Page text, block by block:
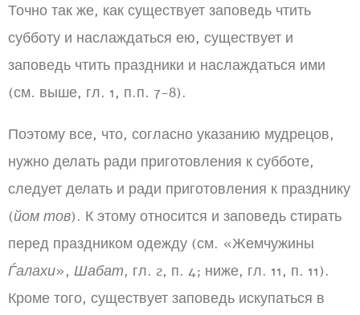
Точно так же, как существует заповедь чтить
субботу и наслаждаться ею, существует и
заповедь чтить праздники и наслаждаться ими
(см. выше, гл. 1, п.п. 7-8).
Поэтому все, что, согласно указанию мудрецов,
нужно делать ради приготовления к субботе,
следует делать и ради приготовления к празднику
(йом тов). К этому относится и заповедь стирать
перед праздником одежду (см. «Жемчужины
Ѓалахи», Шабат, гл. 2, п. 4; ниже, гл. 11, п. 11).
Кроме того, существует заповедь искупаться в